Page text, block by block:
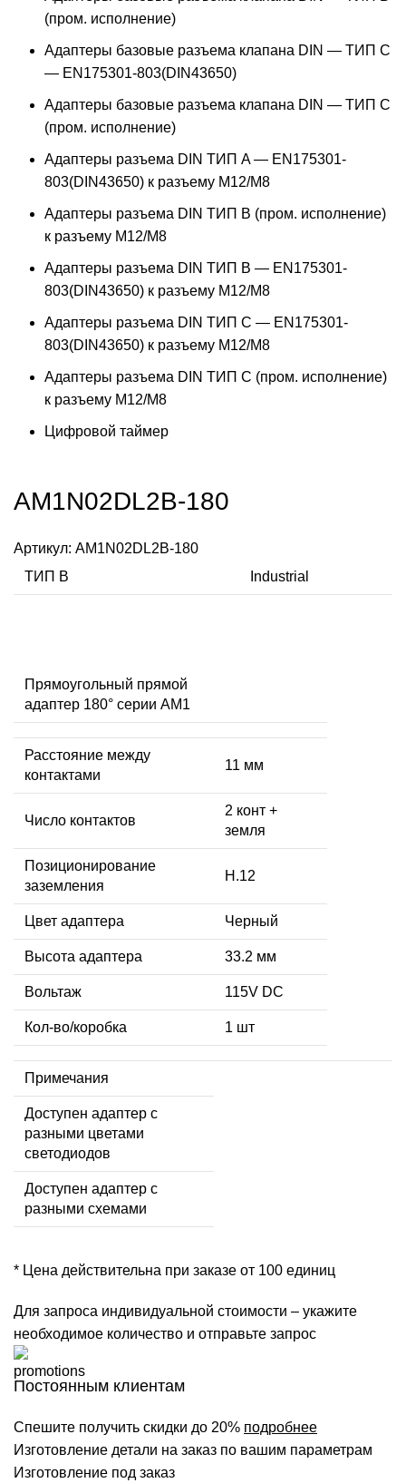
(пром. исполнение)
Адаптеры базовые разъема клапана DIN — ТИП C
— EN175301-803(DIN43650)
Адаптеры базовые разъема клапана DIN — ТИП C
(пром. исполнение)
Адаптеры разъема DIN ТИП A — EN175301-
803(DIN43650) к разъему M12/M8
Адаптеры разъема DIN ТИП B (пром. исполнение)
к разъему M12/M8
Адаптеры разъема DIN ТИП B — EN175301-
803(DIN43650) к разъему M12/M8
Адаптеры разъема DIN ТИП C — EN175301-
803(DIN43650) к разъему M12/M8
Адаптеры разъема DIN ТИП C (пром. исполнение)
к разъему M12/M8
Цифровой таймер
AM1N02DL2B-180
Артикул: AM1N02DL2B-180
ТИП В
Industrial
Прямоугольный прямой
адаптер 180° серии AM1
Расстояние между
контактами
11 мм
Число контактов
2 конт +
земля
Позиционирование
заземления
H.12
Цвет адаптера Черный
Высота адаптера 33.2 мм
Вольтаж 115V DC
Кол-во/коробка 1 шт
Примечания
Доступен адаптер с
разными цветами
светодиодов
Доступен адаптер с
разными схемами
* Цена действительна при заказе от 100 единиц
Для запроса индивидуальной стоимости – укажите
необходимое количество и отправьте запрос
Постоянным клиентам
Спешите получить скидки до 20% подробнее
Изготовление детали на заказ по вашим параметрам
Изготовление под заказ